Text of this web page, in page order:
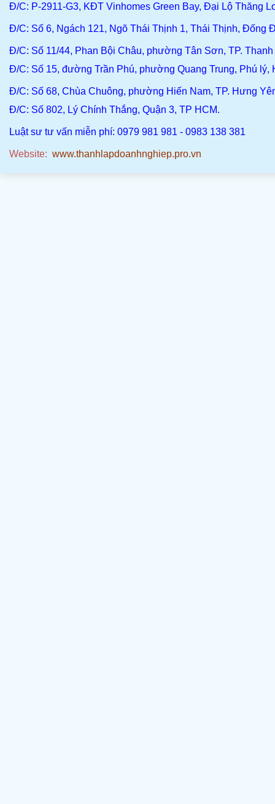
Đ/C: P-2911-G3, KĐT Vinhomes Green Bay, Đại Lộ Thăng
Đ/C: Số 6, Ngách 121, Ngõ Thái Thịnh 1, Thái Thịnh, Đống
Đ/C: Số 11/44, Phan Bội Châu, phường Tân Sơn, TP.
Đ/C: Số 15, đường Trần Phú, phường Quang Trung, Phú lý,
Đ/C: Số 68, Chùa Chuông, phường Hiến Nam, TP. Hưng
Đ/C: Số 802, Lý Chính Thắng, Quận 3, TP HCM.
Luật sư tư vấn miễn phí: 0979 981 981 - 0983 138 381
Website: www.thanhlapdoanhnghiep.pro.vn